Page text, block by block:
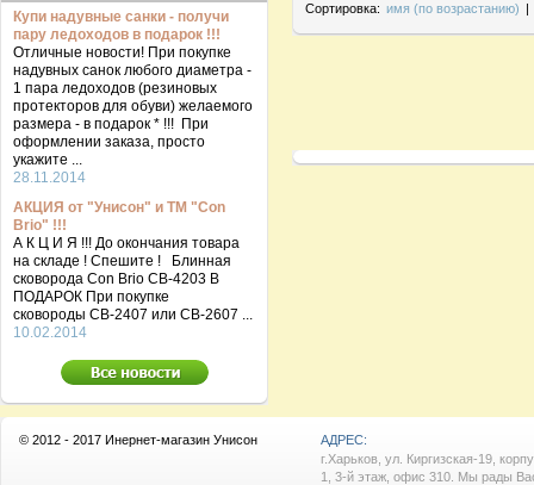
Сортировка: имя (по возрастанию) |
Купи надувные санки - получи
пару ледоходов в подарок !!!
Отличные новости! При покупке
надувных санок любого диаметра -
1 пара ледоходов (резиновых
протекторов для обуви) желаемого
размера - в подарок * !!! При
оформлении заказа, просто
укажите ...
28.11.2014
АКЦИЯ от "Унисон" и ТМ "Con
Brio" !!!
А К Ц И Я !!! До окончания товара
на складе ! Спешите ! Блинная
сковорода Con Brio CB-4203 В
ПОДАРОК При покупке
сковороды СВ-2407 или СВ-2607 ...
10.02.2014
© 2012 - 2017 Инернет-магазин Унисон
АДРЕС:
г.Харьков, ул. Киргизская-19,
1, 3-й этаж, офис 310. Мы рады